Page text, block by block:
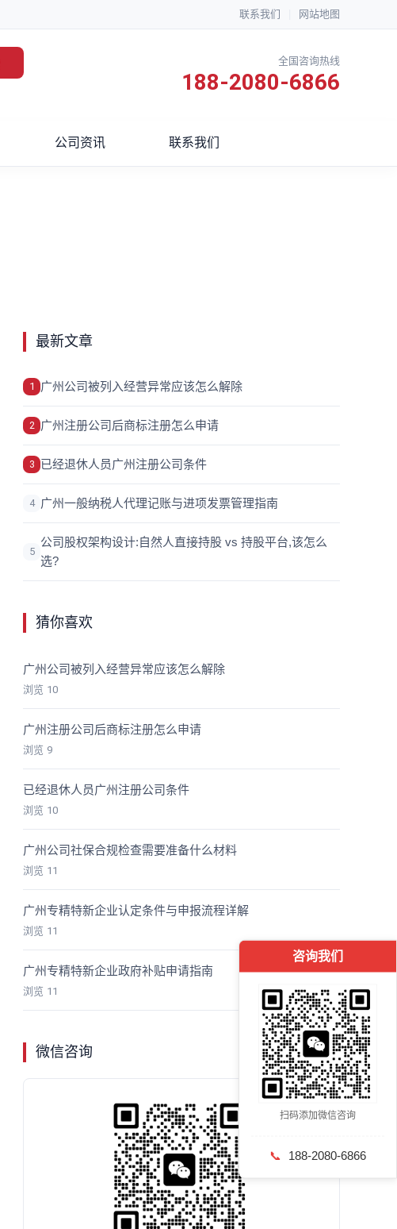
联系我们 网站地图
全国咨询热线
188-2080-6866
公司资讯 联系我们
最新文章
1 广州公司被列入经营异常应该怎么解除
2 广州注册公司后商标注册怎么申请
3 已经退休人员广州注册公司条件
4 广州一般纳税人代理记账与进项发票管理指南
5
公司股权架构设计:自然人直接持股 vs 持股平台,该怎么
选?
猜你喜欢
广州公司被列入经营异常应该怎么解除
浏览 10
广州注册公司后商标注册怎么申请
浏览 9
已经退休人员广州注册公司条件
浏览 10
广州公司社保合规检查需要准备什么材料
浏览 11
广州专精特新企业认定条件与申报流程详解
浏览 11
广州专精特新企业政府补贴申请指南
浏览 11
微信咨询
咨询我们
扫码添加微信咨询
📞 188-2080-6866